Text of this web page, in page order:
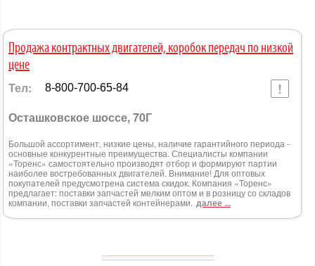
Продажа контрактных двигателей, коробок передач по низкой
цене
Тел: 8-800-700-65-84
Осташковское шоссе, 70Г
Большой ассортимент, низкие цены, наличие гарантийного периода -
основные конкурентные преимущества. Специалисты компании
«Торенс» самостоятельно производят отбор и формируют партии
наиболее востребованных двигателей. Внимание! Для оптовых
покупателей предусмотрена система скидок. Компания «Торенс»
предлагает: поставки запчастей мелким оптом и в розницу со складов
компании, поставки запчастей контейнерами. далее ...